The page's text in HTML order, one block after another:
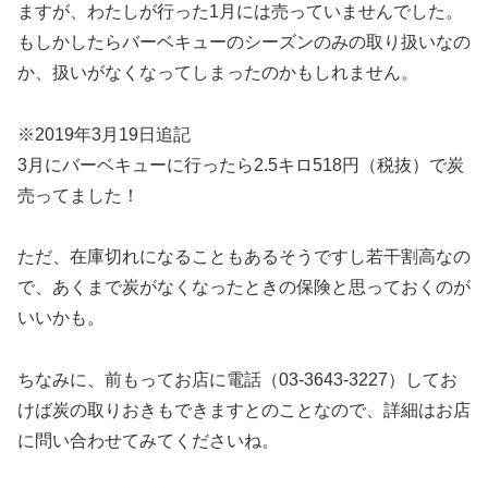
ますが、わたしが行った1月には売っていませんでした。
もしかしたらバーベキューのシーズンのみの取り扱いなの
か、扱いがなくなってしまったのかもしれません。
※2019年3月19日追記
3月にバーベキューに行ったら2.5キロ518円（税抜）で炭
売ってました！
ただ、在庫切れになることもあるそうですし若干割高なの
で、あくまで炭がなくなったときの保険と思っておくのが
いいかも。
ちなみに、前もってお店に電話（03-3643-3227）してお
けば炭の取りおきもできますとのことなので、詳細はお店
に問い合わせてみてくださいね。